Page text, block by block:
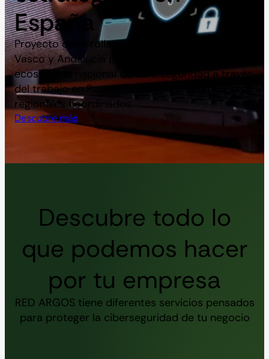
España
Proyecto desarrollado por Castilla y León, País
Vasco y Andalucía para impulsar y fortalecer el
ecosistema nacional de ciberseguridad a través
del trabajo en Red de Nodos de Ciberseguridad
regionales coordinados.
Descubre más
Descubre todo lo
que podemos hacer
por tu empresa
RED ARGOS tiene diferentes servicios pensados
para proteger la ciberseguridad de tu negocio